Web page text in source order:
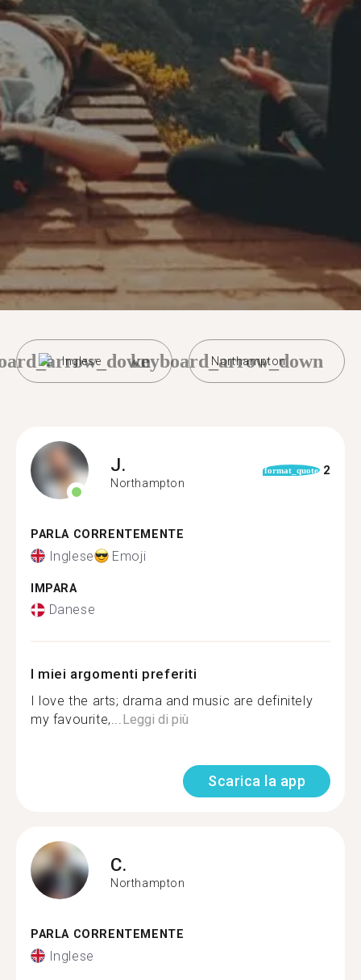
Inglese Northampton
keyboard_arrow_down
J.
Northampton
format_quote 2
PARLA CORRENTEMENTE
Inglese Emoji
IMPARA
Danese
I miei argomenti preferiti
I love the arts; drama and music are definitely
my favourite,...Leggi di più
Scarica la app
C.
Northampton
PARLA CORRENTEMENTE
Inglese